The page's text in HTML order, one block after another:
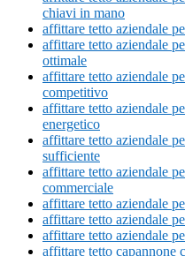
chiavi in mano
affittare tetto aziendale
affittare tetto aziendale
ottimale
affittare tetto aziendale
competitivo
affittare tetto aziendale
energetico
affittare tetto aziendale
sufficiente
affittare tetto aziendale
commerciale
affittare tetto aziendale
affittare tetto aziendale
affittare tetto aziendale
affittare tetto capannone